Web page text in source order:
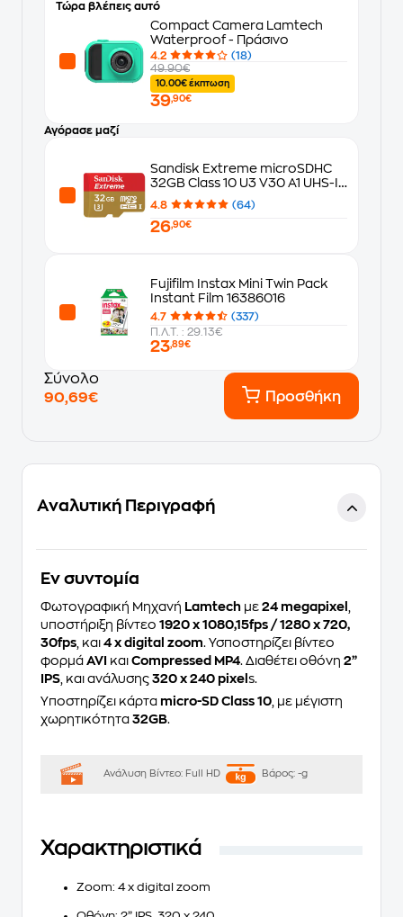
Τώρα βλέπεις αυτό
Compact Camera Lamtech
Waterproof - Πράσινο
4.2
(18)
49.90€
10.00€ έκπτωση
39,90€
Αγόρασε μαζί
Sandisk Extreme microSDHC
32GB Class 10 U3 V30 A1 UHS-I
με αντάπτορα
4.8 (64)
26,90€
Fujifilm Instax Mini Twin Pack
Instant Film 16386016
4.7
(337)
Π.Λ.Τ. : 29.13€
23,89€
Σύνολο
90,69€
Προσθήκη
Αναλυτική Περιγραφή
Eν συντομία
Φωτογραφική Μηχανή Lamtech με 24 megapixel
υποστήριξη βίντεο 1920 x 1080,15fps / 1280 x 720,
30fps , και 4 x digital zoom. Υσποστηρίζει βίντεο
φορμά AVI και Compressed MP4. Διαθέτει οθόνη 2”
IPS , και ανάλυσης 320 x 240 pixel s.
Υποστηρίζει κάρτα micro-SD Class 10 , με μέγιστη
χωρητικότητα 32GB.
Ανάλυση Βίντεο: Full HD Βάρος: -g
Χαρακτηριστικά
Zoom: 4 x digital zoom